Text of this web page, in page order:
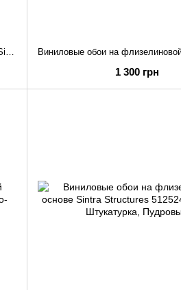
Виниловые обои на флизелиновой основе Sintra Structures 342411 Молочный Штукатурка
1 300 грн